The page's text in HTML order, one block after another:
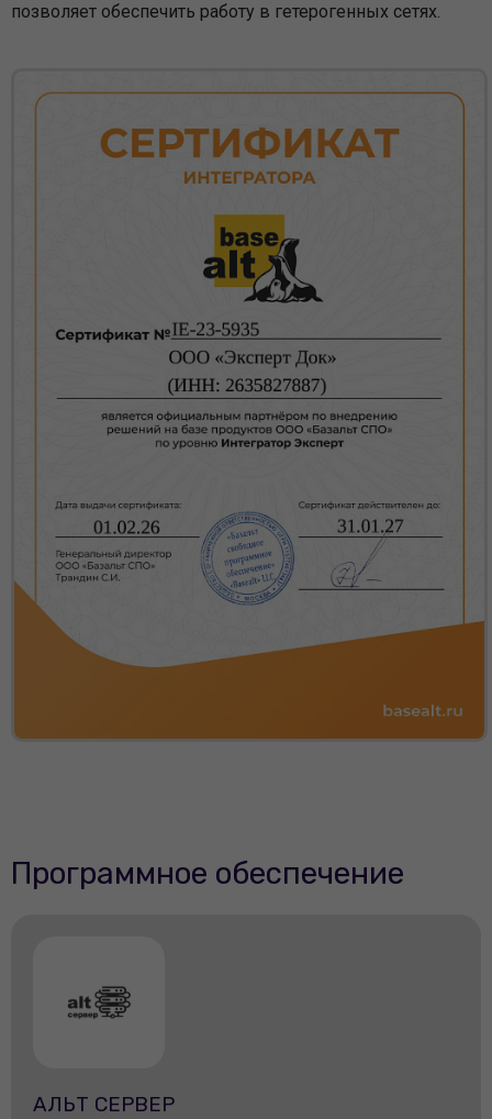
позволяет обеспечить работу в гетерогенных сетях.
Программное обеспечение
АЛЬТ СЕРВЕР